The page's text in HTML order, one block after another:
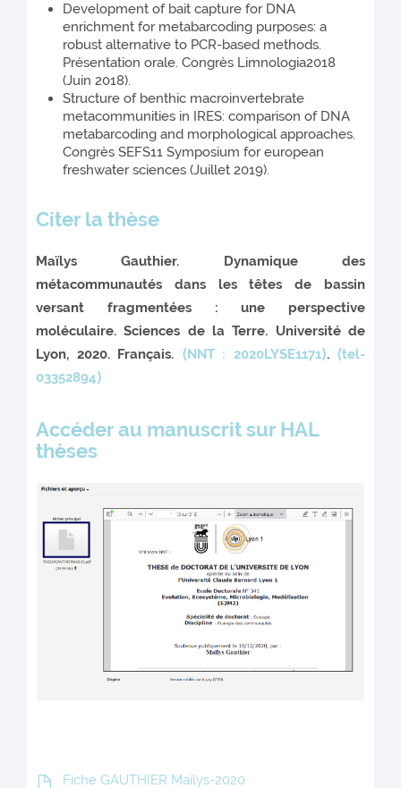
Development of bait capture for DNA
enrichment for metabarcoding purposes: a
robust alternative to PCR-based methods.
Présentation orale. Congrès Limnologia2018
(Juin 2018).
Structure of benthic macroinvertebrate
metacommunities in IRES: comparison of DNA
metabarcoding and morphological approaches.
Congrès SEFS11 Symposium for european
freshwater sciences (Juillet 2019).
Citer la thèse
Maïlys Gauthier. Dynamique des
métacommunautés dans les têtes de bassin
versant fragmentées : une perspective
moléculaire. Sciences de la Terre. Université de
Lyon, 2020. Français. ⟨NNT : 2020LYSE1171⟩. ⟨tel-
03352894⟩
Accéder au manuscrit sur HAL
thèses
Fiche GAUTHIER Maïlys-2020